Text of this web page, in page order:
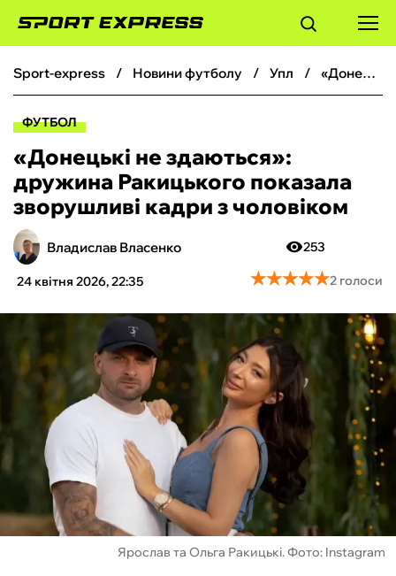
ФУТБОЛ
БОКС
ХОКЕЙ
ТЕНІС
КІБЕРСПОРТ
ЧС-2026
ФУТЗАЛ
ІНШІ
БУКМЕКЕРИ
sport-express новини футболу упл «Донецькі не здаються‎»: дружина Ракицького показала зворушливі кадри з чоловіком
ФУТБОЛ
«Донецькі не здаються‎»:
дружина Ракицького показала
зворушливі кадри з чоловіком
Владислав Власенко
24 квітня 2026, 22:35
253
★★★★★
★★★★★2 голоси
Ярослав та Ольга Ракицькі. Фото: Instagram